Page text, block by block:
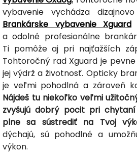
vybavenie vychádza
Brankárske vybavenie Xguard
a odolné profesionálne
Ti pomôže aj pri najťažších
Tohtoročný rad Xguard je
jej výdrž a životnosť. Opticky
je veľmi pohodlná a zároveň
Nájdeš tu niekoľko veľmi
zvyšujú dobrý pocit pri
plne sa sústrediť na Tvoj
dýchajú, sú pohodlné a
výkon.